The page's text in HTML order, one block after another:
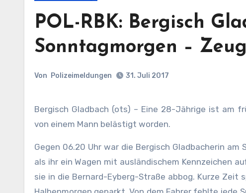
POL-RBK: Bergisch
Sonntagmorgen –
Von Polizeimeldungen 31. Juli 2017
Bergisch Gladbach (ots) – Eine 28-Jährige ist am
von einem Mann belästigt worden.
Gegen 06.20 Uhr war die Bergisch Gladbacherin
als ihr ein Wagen mit ausländischem Kennzeichen
sie in die Bernard-Eyberg-Straße abbog. Kurze